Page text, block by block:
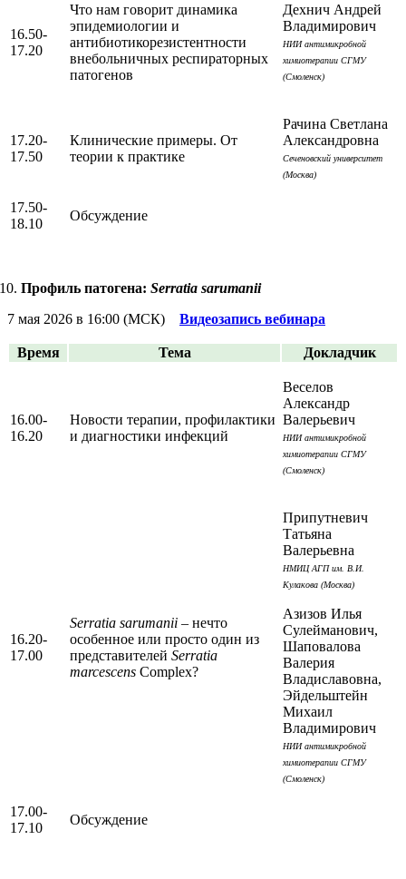
16.50-
17.20
Что нам говорит динамика
эпидемиологии и
антибиотикорезистентности
внебольничных респираторных
патогенов
Дехнич Андрей
Владимирович
НИИ антимикробной
химиотерапии СГМУ
(Смоленск)
17.20-
17.50
Клинические примеры. От
теории к практике
Рачина Светлана
Александровна
Сеченовский университет
(Москва)
17.50-
18.10
Обсуждение
Профиль патогена: Serratia sarumanii
7 мая 2026 в 16:00 (МСК) Видеозапись вебинара
Время Тема Докладчик
16.00-
16.20
Новости терапии, профилактики
и диагностики инфекций
Веселов
Александр
Валерьевич
НИИ антимикробной
химиотерапии СГМУ
(Смоленск)
16.20-
17.00
Serratia sarumanii – нечто
особенное или просто один из
представителей Serratia
marcescens Complex?
Припутневич
Татьяна
Валерьевна
НМИЦ АГП им. В.И.
Кулакова (Москва)
Азизов Илья
Сулейманович,
Шаповалова
Валерия
Владиславовна,
Эйдельштейн
Михаил
Владимирович
НИИ антимикробной
химиотерапии СГМУ
(Смоленск)
17.00-
17.10
Обсуждение